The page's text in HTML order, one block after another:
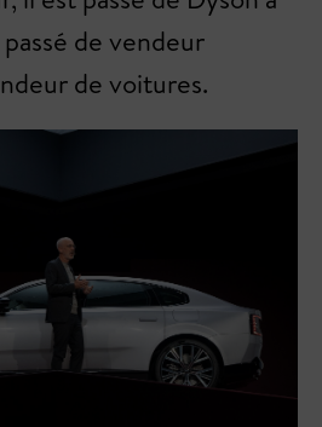
de vendeur
de voitures.